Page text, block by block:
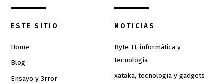
ESTE SITIO
Home
Blog
Ensayo y 3rror
NOTICIAS
Byte TI, informática y
tecnología
xataka, tecnología y gadgets